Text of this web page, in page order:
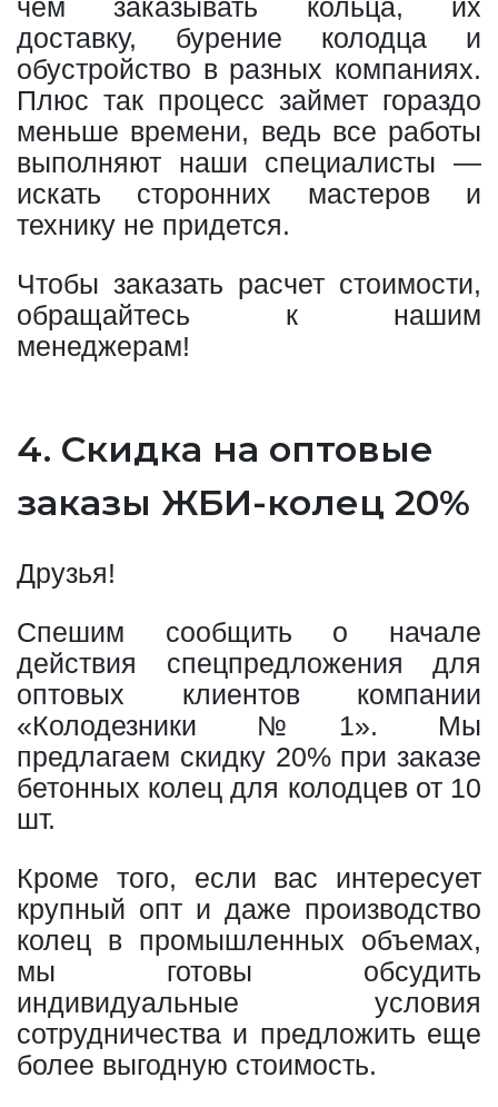
чем заказывать кольца, их
доставку, бурение колодца и
обустройство в разных компаниях.
Плюс так процесс займет гораздо
меньше времени, ведь все работы
выполняют наши специалисты —
искать сторонних мастеров и
технику не придется.
Чтобы заказать расчет стоимости,
обращайтесь к нашим
менеджерам!
4. Скидка на оптовые
заказы ЖБИ-колец 20%
Друзья!
Спешим сообщить о начале
действия спецпредложения для
оптовых клиентов компании
«Колодезники №1». Мы
предлагаем скидку 20% при заказе
бетонных колец для колодцев от 10
шт.
Кроме того, если вас интересует
крупный опт и даже производство
колец в промышленных объемах,
мы готовы обсудить
индивидуальные условия
сотрудничества и предложить еще
более выгодную стоимость.